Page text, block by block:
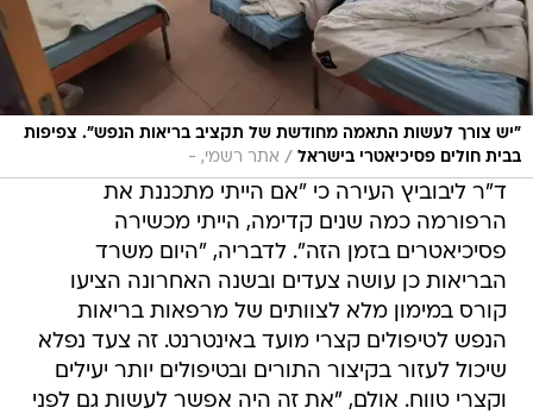
"יש צורך לעשות התאמה מחודשת של תקציב בריאות הנפש". צפיפות
בבית חולים פסיכיאטרי בישראל / אתר רשמי, -
ד"ר ליבוביץ העירה כי "אם הייתי מתכננת את
הרפורמה כמה שנים קדימה, הייתי מכשירה
פסיכיאטרים בזמן הזה". לדבריה, "היום משרד
הבריאות כן עושה צעדים ובשנה האחרונה הציעו
קורס במימון מלא לצוותים של מרפאות בריאות
הנפש לטיפולים קצרי מועד באינטרנט. זה צעד נפלא
שיכול לעזור בקיצור התורים ובטיפולים יותר יעילים
וקצרי טווח. אולם, "את זה היה אפשר לעשות גם לפני